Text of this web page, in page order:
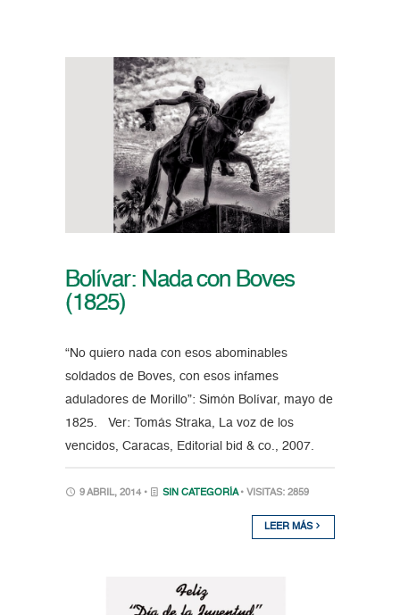
Bolívar: Nada con Boves
(1825)
“No quiero nada con esos abominables
soldados de Boves, con esos infames
aduladores de Morillo”: Simón Bolívar, mayo de
1825. Ver: Tomás Straka, La voz de los
vencidos, Caracas, Editorial bid & co., 2007.
9 ABRIL, 2014 • SIN CATEGORÍA • VISITAS: 2859
LEER MÁS